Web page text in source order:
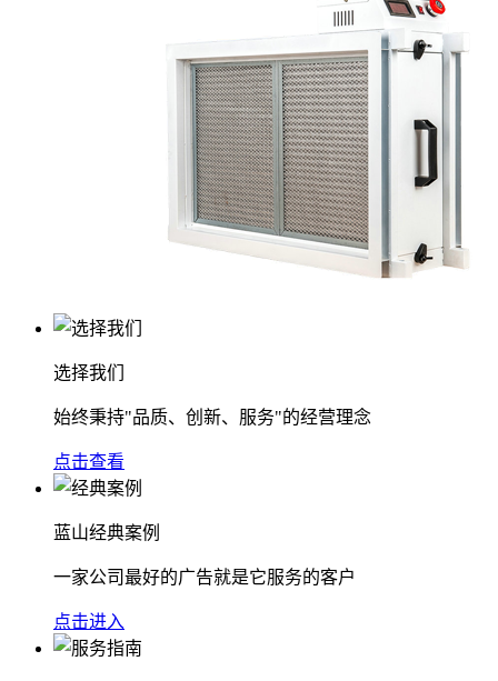
选择我们
始终秉持"品质、创新、服务"的经营理念
点击查看
蓝山经典案例
一家公司最好的广告就是它服务的客户
点击进入